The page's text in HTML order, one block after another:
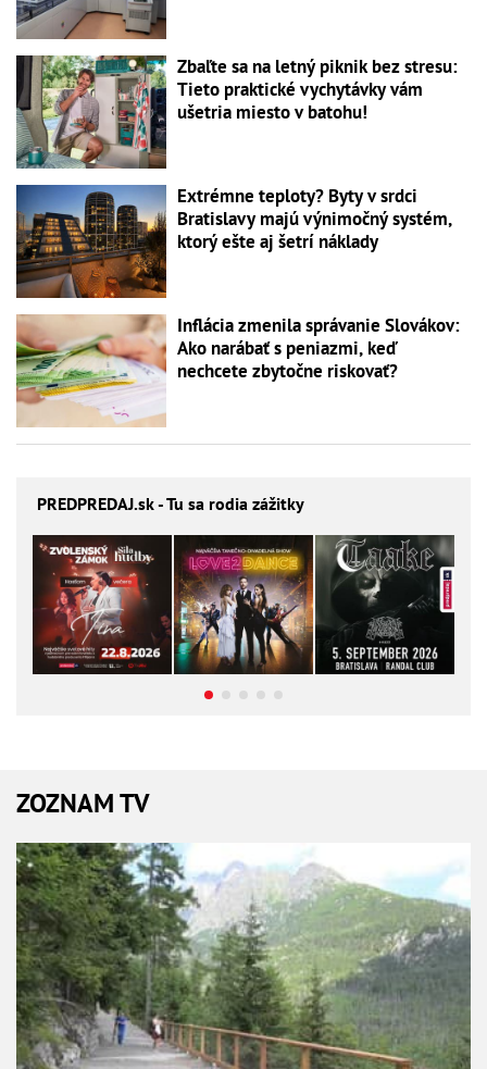
Zbaľte sa na letný piknik bez stresu:
Tieto praktické vychytávky vám
ušetria miesto v batohu!
Extrémne teploty? Byty v srdci
Bratislavy majú výnimočný systém,
ktorý ešte aj šetrí náklady
Inflácia zmenila správanie Slovákov:
Ako narábať s peniazmi, keď
nechcete zbytočne riskovať?
PREDPREDAJ.sk - Tu sa rodia zážitky
ZOZNAM TV